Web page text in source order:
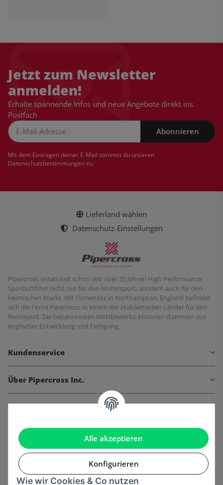
Alle akzeptieren
Konfigurieren
Wie wir Cookies & Co nutzen
Jetzt zum Newsletter
anmelden!
Erhalte spannende Infos und neue Angebote direkt ins
Postfach
Abonnieren
Mit dem Eintragen deiner E-Mail stimmst du unseren
Datenschutzbestimmungenzu.
Lieferland wählen
Datenschutz-Einstellungen
Pipercross entwickelt schon seit über 35 Jahren High Performance
Sportluftfilter nicht nur für den Motorsport, sondern auch für den
heimischen Markt. Mit Firmensitz in Northampton, England befindet
sich die Firma Pipercross in einem der etabliertesten Länder für den
Rennsport. Die bekanntesten Wettbewerbs-Motoren stammen aus
englischer Entwicklung und Fertigung.
Kundenservice
Über Pipercross Inc.
Informationen
Gesetzliche Informationen